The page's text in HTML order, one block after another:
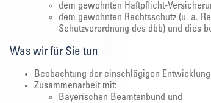
dem gewohnten Haftpflicht-
dem gewohnten Rechtsschutz (u. a.
Schutzverordnung des dbb) und dies
Was wir für Sie tun
Beobachtung der einschlägigen
Zusammenarbeit mit:
Bayerischen Beamtenbund und